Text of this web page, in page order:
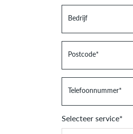
Bedrijf
Postcode*
Telefoonnummer*
Selecteer service*